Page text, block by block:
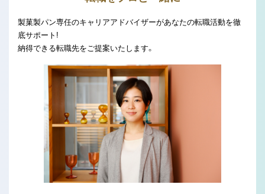
製菓製パン専任のキャリアアドバイザーがあなたの転職活動を徹
底サポート!
納得できる転職先をご提案いたします。